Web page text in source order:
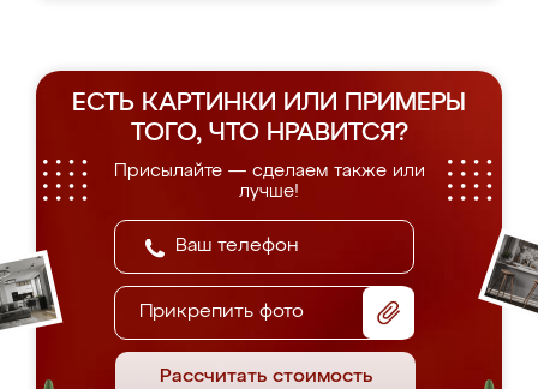
ЕСТЬ КАРТИНКИ ИЛИ ПРИМЕРЫ
ТОГО, ЧТО НРАВИТСЯ?
Присылайте — сделаем также или
лучше!
Прикрепить фото
Рассчитать стоимость